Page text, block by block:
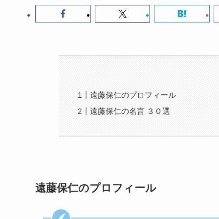
遠藤保仁のプロフィール
遠藤保仁の名言 ３０選
遠藤保仁のプロフィール